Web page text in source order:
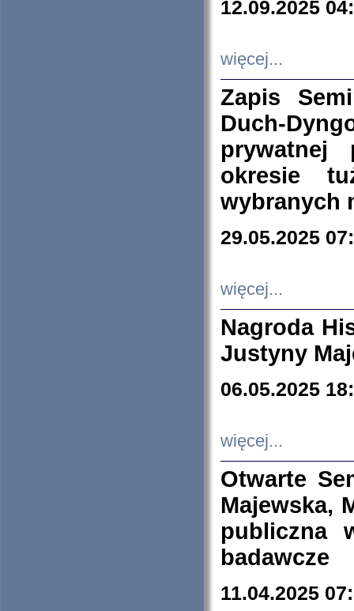
12.09.2025
więcej...
Zapis
Duch-
prywatnej
okresie
wybranych
29.05.2025
więcej...
Nagroda
Justyny
06.05.2025
więcej...
Otwarte
Majewska,
publiczna
badawcze
11.04.2025